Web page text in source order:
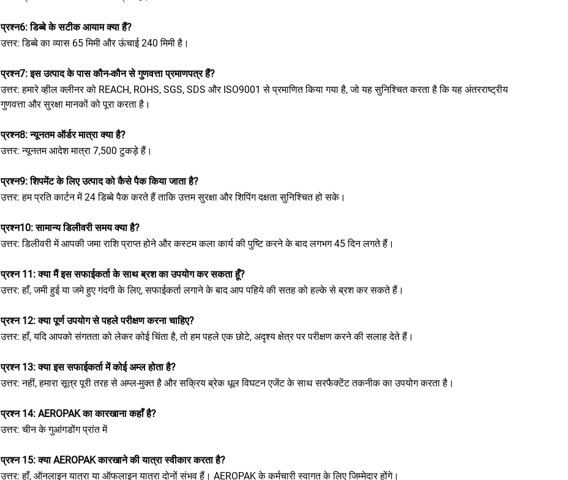
प्रश्न6: डिब्बे के सटीक आयाम क्या हैं?
उत्तर: डिब्बे का व्यास 65 मिमी और ऊंचाई 240 मिमी है।
प्रश्न7: इस उत्पाद के पास कौन-कौन से गुणवत्ता प्रमाणपत्र हैं?
उत्तर: हमारे व्हील क्लीनर को REACH, ROHS, SGS, SDS और ISO9001 से प्रमाणित किया गया है, जो यह सुनिश्चित करता है कि यह अंतरराष्ट्रीय
गुणवत्ता और सुरक्षा मानकों को पूरा करता है।
प्रश्न8: न्यूनतम ऑर्डर मात्रा क्या है?
उत्तर: न्यूनतम आदेश मात्रा 7,500 टुकड़े हैं।
प्रश्न9: शिपमेंट के लिए उत्पाद को कैसे पैक किया जाता है?
उत्तर: हम प्रति कार्टन में 24 डिब्बे पैक करते हैं ताकि उत्तम सुरक्षा और शिपिंग दक्षता सुनिश्चित हो सके।
प्रश्न10: सामान्य डिलीवरी समय क्या है?
उत्तर: डिलीवरी में आपकी जमा राशि प्राप्त होने और कस्टम कला कार्य की पुष्टि करने के बाद लगभग 45 दिन लगते हैं।
प्रश्न 11: क्या मैं इस सफाईकर्ता के साथ ब्रश का उपयोग कर सकता हूँ?
उत्तर: हाँ, जमी हुई या जमे हुए गंदगी के लिए, सफाईकर्ता लगाने के बाद आप पहिये की सतह को हल्के से ब्रश कर सकते हैं।
प्रश्न 12: क्या पूर्ण उपयोग से पहले परीक्षण करना चाहिए?
उत्तर: हाँ, यदि आपको संगतता को लेकर कोई चिंता है, तो हम पहले एक छोटे, अदृश्य क्षेत्र पर परीक्षण करने की सलाह देते हैं।
प्रश्न 13: क्या इस सफाईकर्ता में कोई अम्ल होता है?
उत्तर: नहीं, हमारा सूत्र पूरी तरह से अम्ल-मुक्त है और सक्रिय ब्रेक धूल विघटन एजेंट के साथ सरफैक्टेंट तकनीक का उपयोग करता है।
प्रश्न 14: AEROPAK का कारखाना कहाँ है?
उत्तर: चीन के गुआंगडोंग प्रांत में
प्रश्न 15: क्या AEROPAK कारखाने की यात्रा स्वीकार करता है?
उत्तर: हाँ, ऑनलाइन यात्रा या ऑफलाइन यात्रा दोनों संभव हैं। AEROPAK के कर्मचारी स्वागत के लिए जिम्मेदार होंगे।